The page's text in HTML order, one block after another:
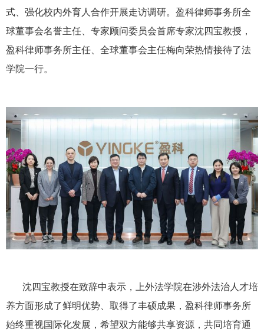
式、强化校内外育人合作开展走访调研。盈科律师事务所全
球董事会名誉主任、专家顾问委员会首席专家沈四宝教授，
盈科律师事务所主任、全球董事会主任梅向荣热情接待了法
学院一行。
沈四宝教授在致辞中表示，上外法学院在涉外法治人才培
养方面形成了鲜明优势、取得了丰硕成果，盈科律师事务所
始终重视国际化发展，希望双方能够共享资源，共同培育通